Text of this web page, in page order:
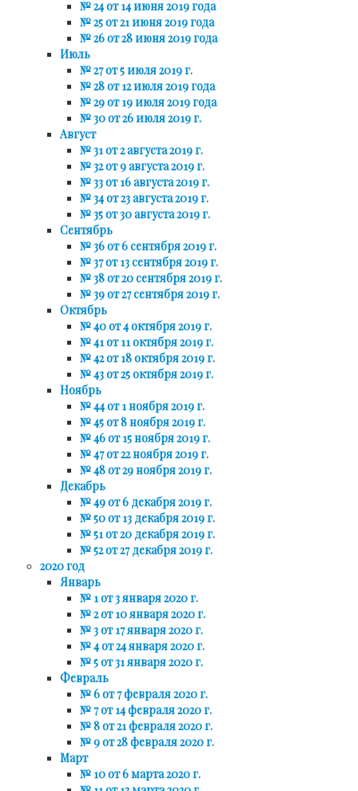
№ 24 от 14 июня 2019 года
№ 25 от 21 июня 2019 года
№ 26 от 28 июня 2019 года
Июль
№ 27 от 5 июля 2019 г.
№ 28 от 12 июля 2019 года
№ 29 от 19 июля 2019 года
№ 30 от 26 июля 2019 г.
Август
№ 31 от 2 августа 2019 г.
№ 32 от 9 августа 2019 г.
№ 33 от 16 августа 2019 г.
№ 34 от 23 августа 2019 г.
№ 35 от 30 августа 2019 г.
Сентябрь
№ 36 от 6 сентября 2019 г.
№ 37 от 13 сентября 2019 г.
№ 38 от 20 сентября 2019 г.
№ 39 от 27 сентября 2019 г.
Октябрь
№ 40 от 4 октября 2019 г.
№ 41 от 11 октября 2019 г.
№ 42 от 18 октября 2019 г.
№ 43 от 25 октября 2019 г.
Ноябрь
№ 44 от 1 ноября 2019 г.
№ 45 от 8 ноября 2019 г.
№ 46 от 15 ноября 2019 г.
№ 47 от 22 ноября 2019 г.
№ 48 от 29 ноября 2019 г.
Декабрь
№ 49 от 6 декабря 2019 г.
№ 50 от 13 декабря 2019 г.
№ 51 от 20 декабря 2019 г.
№ 52 от 27 декабря 2019 г.
2020 год
Январь
№ 1 от 3 января 2020 г.
№ 2 от 10 января 2020 г.
№ 3 от 17 января 2020 г.
№ 4 от 24 января 2020 г.
№ 5 от 31 января 2020 г.
Февраль
№ 6 от 7 февраля 2020 г.
№ 7 от 14 февраля 2020 г.
№ 8 от 21 февраля 2020 г.
№ 9 от 28 февраля 2020 г.
Март
№ 10 от 6 марта 2020 г.